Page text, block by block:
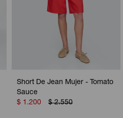
Short De Jean Mujer - Tomato
Sauce
$ 1.200 $ 2.550